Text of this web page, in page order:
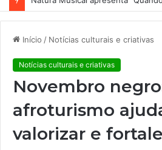
Início / Notícias culturais e criativas
Notícias culturais e criativas
Novembro
afroturismo
valorizar e